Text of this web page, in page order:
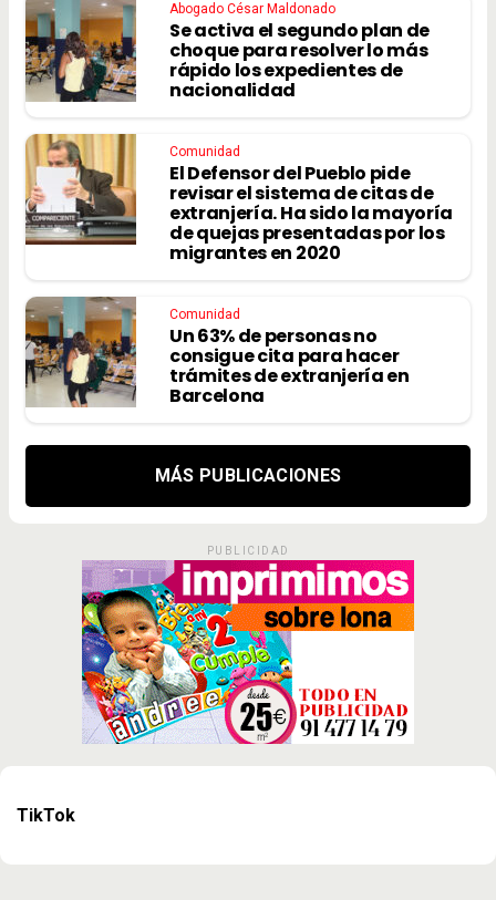
Abogado César Maldonado
Se activa el segundo plan de
choque para resolver lo más
rápido los expedientes de
nacionalidad
Comunidad
El Defensor del Pueblo pide
revisar el sistema de citas de
extranjería. Ha sido la mayoría
de quejas presentadas por los
migrantes en 2020
Comunidad
Un 63% de personas no
consigue cita para hacer
trámites de extranjería en
Barcelona
MÁS PUBLICACIONES
PUBLICIDAD
TikTok